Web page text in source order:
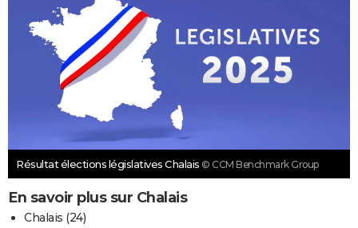
Résultat élections législatives Chalais © CCM Benchmark Group
En savoir plus sur Chalais
Chalais (24)